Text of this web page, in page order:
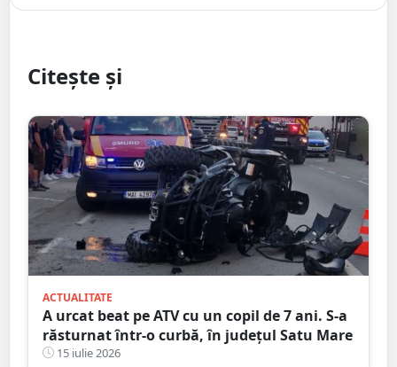
Citește și
ACTUALITATE
A urcat beat pe ATV cu un copil de 7 ani. S-a
răsturnat într-o curbă, în județul Satu Mare
15 iulie 2026